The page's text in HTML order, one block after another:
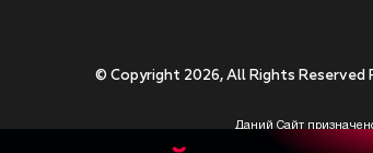
© Copyright 2026, All Rights Reserved
Даний Сайт призначено
Приступаючи до використання https://